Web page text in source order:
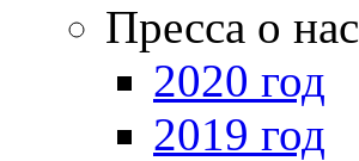
Пресса о нас
2020 год
2019 год